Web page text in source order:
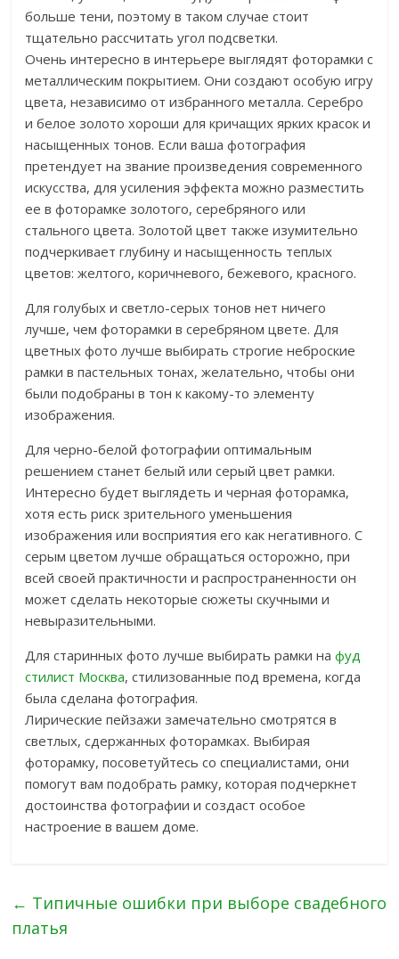
больше тени, поэтому в таком случае стоит
тщательно рассчитать угол подсветки.
Очень интересно в интерьере выглядят фоторамки с
металлическим покрытием. Они создают особую игру
цвета, независимо от избранного металла. Серебро
и белое золото хороши для кричащих ярких красок и
насыщенных тонов. Если ваша фотография
претендует на звание произведения современного
искусства, для усиления эффекта можно разместить
ее в фоторамке золотого, серебряного или
стального цвета. Золотой цвет также изумительно
подчеркивает глубину и насыщенность теплых
цветов: желтого, коричневого, бежевого, красного.
Для голубых и светло-серых тонов нет ничего
лучше, чем фоторамки в серебряном цвете. Для
цветных фото лучше выбирать строгие неброские
рамки в пастельных тонах, желательно, чтобы они
были подобраны в тон к какому-то элементу
изображения.
Для черно-белой фотографии оптимальным
решением станет белый или серый цвет рамки.
Интересно будет выглядеть и черная фоторамка,
хотя есть риск зрительного уменьшения
изображения или восприятия его как негативного. С
серым цветом лучше обращаться осторожно, при
всей своей практичности и распространенности он
может сделать некоторые сюжеты скучными и
невыразительными.
Для старинных фото лучше выбирать рамки нафуд
стилист Москва, стилизованные под времена, когда
была сделана фотография.
Лирические пейзажи замечательно смотрятся в
светлых, сдержанных фоторамках. Выбирая
фоторамку, посоветуйтесь со специалистами, они
помогут вам подобрать рамку, которая подчеркнет
достоинства фотографии и создаст особое
настроение в вашем доме.
← Типичные ошибки при выборе свадебного
платья